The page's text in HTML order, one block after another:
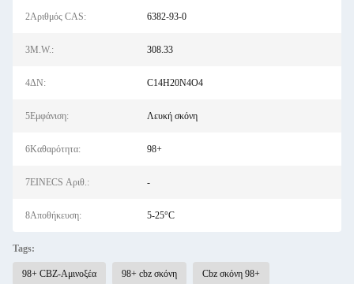
2Αριθμός CAS: 6382-93-0
3M.W.: 308.33
4ΔΝ: C14H20N4O4
5Εμφάνιση: Λευκή σκόνη
6Καθαρότητα: 98+
7EINECS Αριθ.: -
8Αποθήκευση: 5-25°C
Tags:
98+ CBZ-Αμινοξέα 98+ cbz σκόνη Cbz σκόνη 98+